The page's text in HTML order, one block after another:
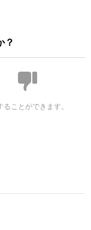
？
ことができます。